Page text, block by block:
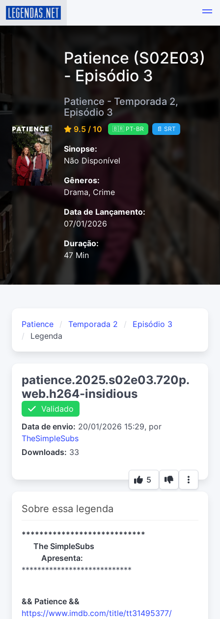
Patience (S02E03)
- Episódio 3
Patience - Temporada 2,
Episódio 3
9.5 / 10 🇧🇷 PT-BR 📄 SRT
Sinopse:
Não Disponível
Gêneros:
Drama, Crime
Data de Lançamento:
07/01/2026
Duração:
47 Min
Patience Temporada 2
Episódio 3
Legenda
patience.2025.s02e03.720p.
web.h264-insidious
Validado
Data de envio: 20/01/2026 15:29, por
TheSimpleSubs
Downloads: 33
5
Sobre essa legenda
****************************
The SimpleSubs
Apresenta:
****************************
&& Patience &&
https://www.imdb.com/title/tt31495377/